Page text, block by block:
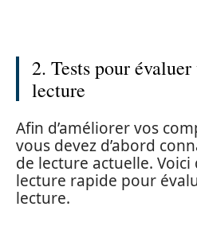
2. Tests pour
lecture
Afin d’améliorer vos
vous devez d’abord
de lecture actuelle.
lecture rapide pour
lecture.